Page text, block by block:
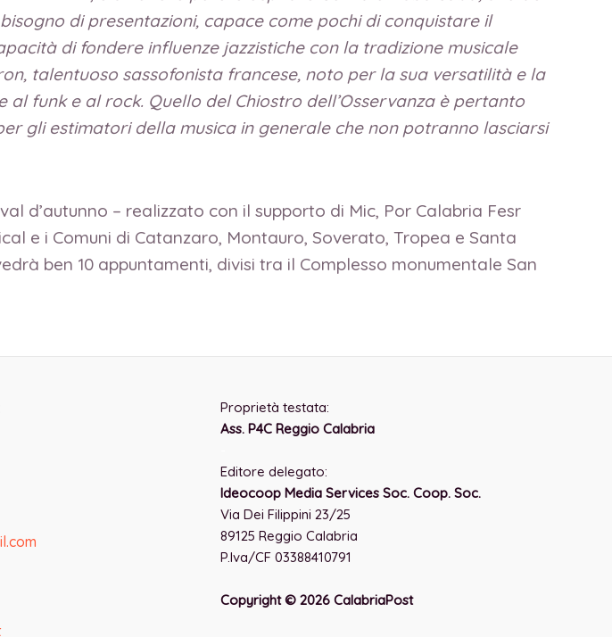
di presentazioni, capace come pochi di conquistare il
di fondere influenze jazzistiche con la tradizione musicale
talentuoso sassofonista francese, noto per la sua versatilità e la
funk e al rock. Quello del Chiostro dell’Osservanza è pertanto
gli estimatori della musica in generale che non potranno lasciarsi
d’autunno – realizzato con il supporto di Mic, Por Calabria Fesr
e i Comuni di Catanzaro, Montauro, Soverato, Tropea e Santa
ben 10 appuntamenti, divisi tra il Complesso monumentale San
Proprietà testata:
Ass. P4C Reggio Calabria
Editore delegato:
Ideocoop Media Services Soc. Coop. Soc.
Via Dei Filippini 23/25
89125 Reggio Calabria
P.Iva/CF 03388410791
Copyright © 2026 CalabriaPost